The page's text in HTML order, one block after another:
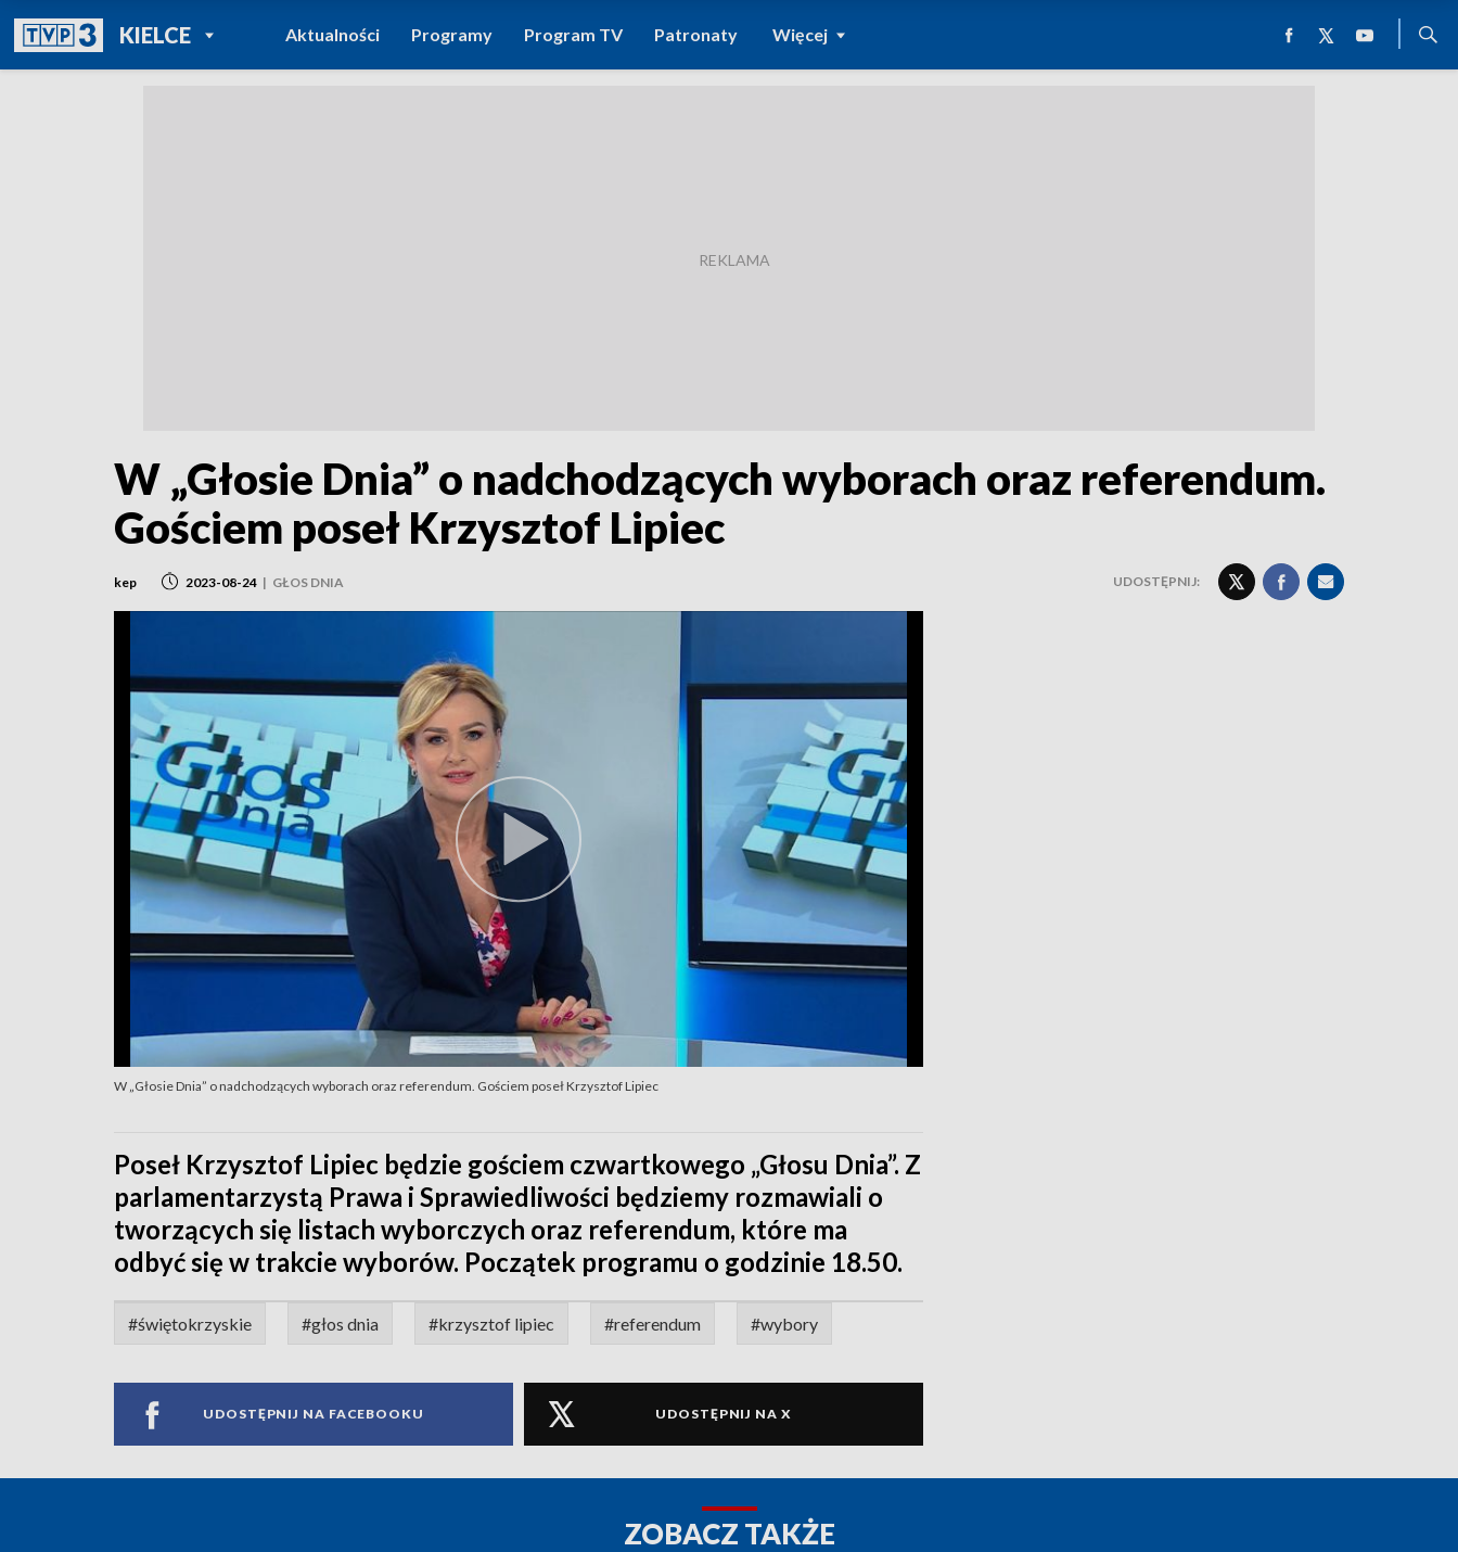
KIELCEPOWRÓT DO
TVP REGIONY
Aktualności Programy Program TV Patronaty Więcej
W „Głosie Dnia” o nadchodzących wyborach oraz referendum.
Gościem poseł Krzysztof Lipiec
kep 2023-08-24 | GŁOS DNIA UDOSTĘPNIJ:
W „Głosie Dnia” o nadchodzących wyborach oraz referendum. Gościem poseł Krzysztof Lipiec
Poseł Krzysztof Lipiec będzie gościem czwartkowego „Głosu Dnia”. Z
parlamentarzystą Prawa i Sprawiedliwości będziemy rozmawiali o
tworzących się listach wyborczych oraz referendum, które ma
odbyć się w trakcie wyborów. Początek programu o godzinie 18.50.
#świętokrzyskie #głos dnia #krzysztof lipiec #referendum #wybory
UDOSTĘPNIJ NA FACEBOOKU UDOSTĘPNIJ NA X
ZOBACZ TAKŻE